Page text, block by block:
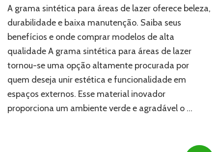
para
de
lazer:
descubra
mais
sobre
essa
prática
e
A grama sintética para áreas de lazer oferece beleza,
durabilidade e baixa manutenção. Saiba seus
benefícios e onde comprar modelos de alta
qualidade A grama sintética para áreas de lazer
tornou-se uma opção altamente procurada por
quem deseja unir estética e funcionalidade em
espaços externos. Esse material inovador
proporciona um ambiente verde e agradável o …